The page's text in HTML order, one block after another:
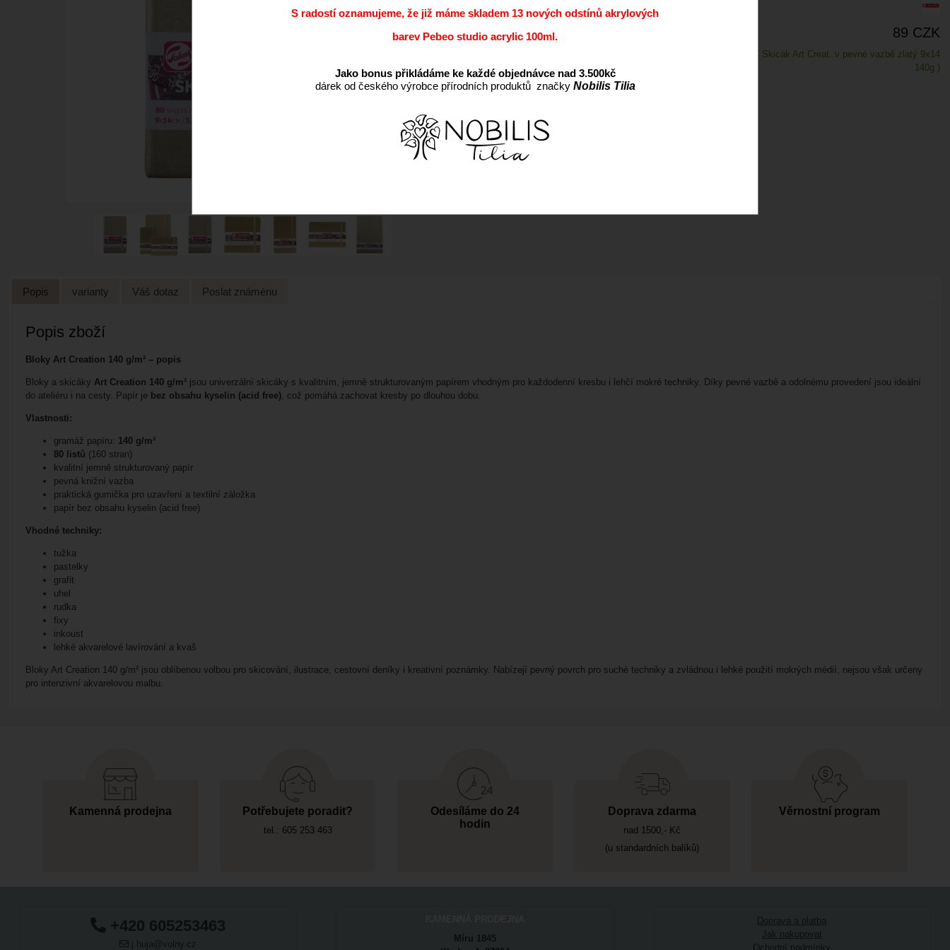
Výrobce:
Cena s DPH: 89 CZK
( Skicák Art Creat. v pevné vazbě zlatý 9x14
140g )
Popis varianty Váš dotaz Poslat známénu
Popis zboží
Bloky Art Creation 140 g/m² – popis
Bloky a skicáky Art Creation 140 g/m²jsou univerzální skicáky s kvalitním, jemně strukturovaným papírem vhodným pro každodenní kresbu i lehčí mokré techniky. Díky pevné vazbě a odolnému provedení jsou ideální
do ateliéru i na cesty. Papír je bez obsahu kyselin (acid free), což pomáhá zachovat kresby po dlouhou dobu.
Vlastnosti:
gramáž papíru: 140 g/m²
80 listů (160 stran)
kvalitní jemně strukturovaný papír
pevná knižní vazba
praktická gumička pro uzavření a textilní záložka
papír bez obsahu kyselin (acid free)
Vhodné techniky:
tužka
pastelky
grafit
uhel
rudka
fixy
inkoust
lehké akvarelové lavírování a kvaš
Bloky Art Creation 140 g/m² jsou oblíbenou volbou pro skicování, ilustrace, cestovní deníky i kreativní poznámky. Nabízejí pevný povrch pro suché techniky a zvládnou i lehké použití mokrých médií, nejsou však určeny
pro intenzivní akvarelovou malbu.
Kamenná prodejna Potřebujete poradit?
tel.: 605 253 463
Odesíláme do 24
hodin
Doprava zdarma
nad 1500,- Kč
(u standardních balíků)
Věrnostní program
+420 605253463
j.huja@volny.cz
Míru 1845
Doprava a platba
Jak nakupovat
Ochodní podmínky
S radostí oznamujeme, že již máme skladem 13 nových odstínů akrylových
barev Pebeo studio acrylic 100ml.
Jako bonus přikládáme ke každé objednávce nad 3.500kč
dárek od českého výrobce přírodních produktů značky Nobilis Tilia